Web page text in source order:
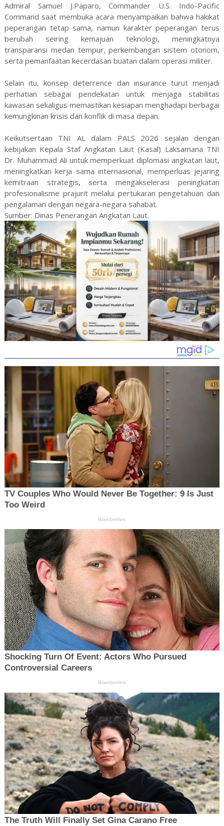
Admiral Samuel J.Paparo, Commander U.S. Indo-Pacific
Command saat membuka acara menyampaikan bahwa hakikat
peperangan tetap sama, namun karakter peperangan terus
berubah seiring kemajuan teknologi, meningkatnya
transparansi medan tempur, perkembangan sistem otonom,
serta pemanfaatan kecerdasan buatan dalam operasi militer.
Selain itu, konsep deterrence dan insurance turut menjadi
perhatian sebagai pendekatan untuk menjaga stabilitas
kawasan sekaligus memastikan kesiapan menghadapi berbagai
kemungkinan krisis dan konflik di masa depan.
Keikutsertaan TNI AL dalam PALS 2026 sejalan dengan
kebijakan Kepala Staf Angkatan Laut (Kasal) Laksamana TNI
Dr. Muhammad Ali untuk memperkuat diplomasi angkatan laut,
meningkatkan kerja sama internasional, memperluas jejaring
kemitraan strategis, serta mengakselerasi peningkatan
profesionalisme prajurit melalui pertukaran pengetahuan dan
pengalaman dengan negara-negara sahabat.
Sumber: Dinas Penerangan Angkatan Laut.